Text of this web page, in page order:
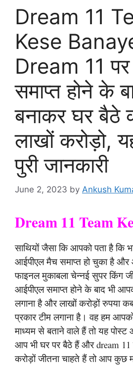
Dream 11
Kese
Dream 11
समाप्त होने के
बनाकर घर बैठे
लाखों करोड़ो,
पुरी जानकारी
June 2, 2023 by Ankush
Dream 11 Team
साथियों जैसा कि आपको पता है कि
आईपीएल मैच समाप्त हो चुका है और
फाइनल मुकाबला चेन्नई सुपर किंग
आईपीएल समाप्त होने के बाद भी
लगाना है और लाखों करोड़ों रुपया
प्रकार टीम लगाना है। वह हम
माध्यम से बताने वाले हैं तो यह
आप भी घर पर बैठे हैं और dream 11
करोड़ों जीतना चाहते हैं तो आप कुछ